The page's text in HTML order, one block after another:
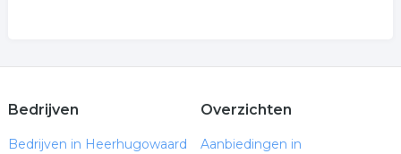
Bedrijven
Bedrijven in Heerhugowaard
Overzichten
Aanbiedingen in